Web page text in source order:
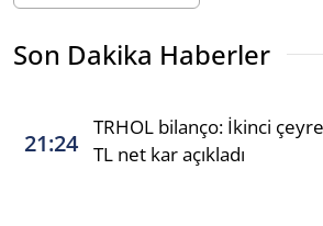
Son Dakika Haberler
21:24
TRHOL bilanço: İkinci
TL net kar açıkladı